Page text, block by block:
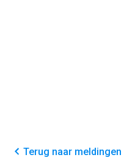
Terug naar meldingen